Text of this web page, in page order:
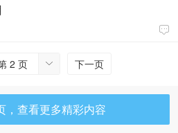


2 页 下一页
，查看更多精彩内容